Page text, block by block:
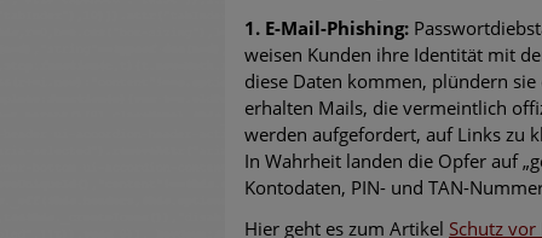
1. E-Mail-Phishing:
weisen Kunden ihre Identität mit
diese Daten kommen, plündern
erhalten Mails, die vermeintlich
werden aufgefordert, auf Links zu
In Wahrheit landen die Opfer auf
Kontodaten, PIN- und TAN-
Hier geht es zum Artikel Schutz